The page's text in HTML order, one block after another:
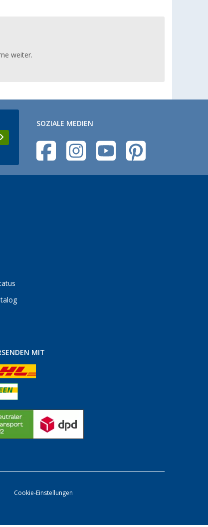
weiter.
SOZIALE MEDIEN
MIT
Cookie-Einstellungen